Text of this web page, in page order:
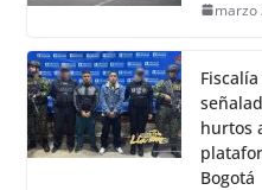
marzo
hurtos
Bogotá